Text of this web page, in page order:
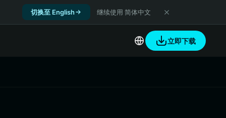
切换至 English 继续使用 简体中文
立即下载